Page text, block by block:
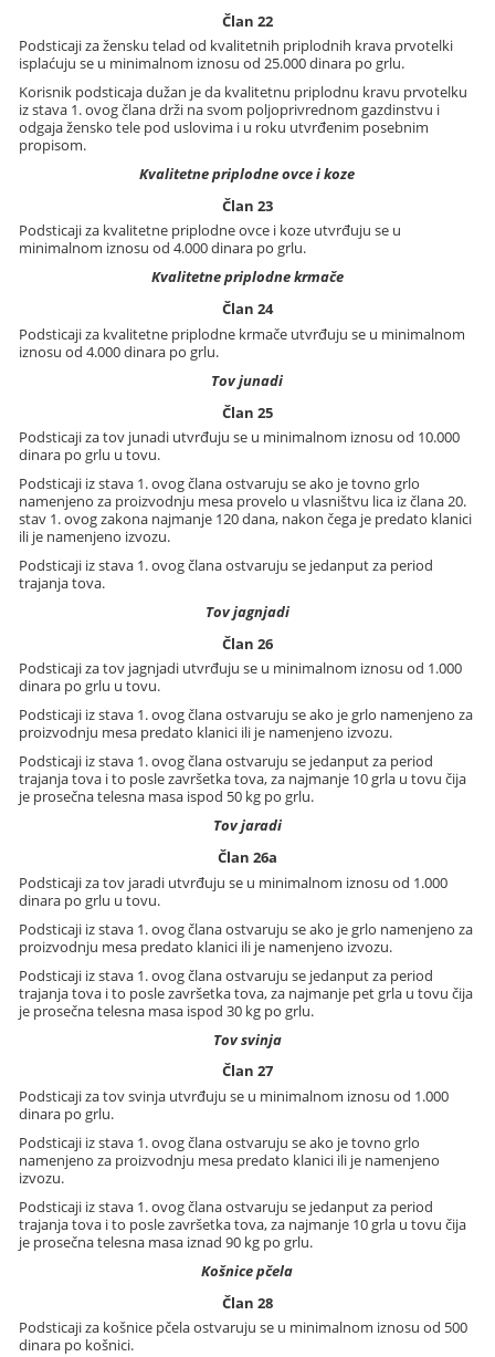
Član 22
Podsticaji za žensku telad od kvalitetnih priplodnih krava prvotelki
isplaćuju se u minimalnom iznosu od 25.000 dinara po grlu.
Korisnik podsticaja dužan je da kvalitetnu priplodnu kravu prvotelku
iz stava 1. ovog člana drži na svom poljoprivrednom gazdinstvu i
odgaja žensko tele pod uslovima i u roku utvrđenim posebnim
propisom.
Kvalitetne priplodne ovce i koze
Član 23
Podsticaji za kvalitetne priplodne ovce i koze utvrđuju se u
minimalnom iznosu od 4.000 dinara po grlu.
Kvalitetne priplodne krmače
Član 24
Podsticaji za kvalitetne priplodne krmače utvrđuju se u minimalnom
iznosu od 4.000 dinara po grlu.
Tov junadi
Član 25
Podsticaji za tov junadi utvrđuju se u minimalnom iznosu od 10.000
dinara po grlu u tovu.
Podsticaji iz stava 1. ovog člana ostvaruju se ako je tovno grlo
namenjeno za proizvodnju mesa provelo u vlasništvu lica iz člana 20.
stav 1. ovog zakona najmanje 120 dana, nakon čega je predato klanici
ili je namenjeno izvozu.
Podsticaji iz stava 1. ovog člana ostvaruju se jedanput za period
trajanja tova.
Tov jagnjadi
Član 26
Podsticaji za tov jagnjadi utvrđuju se u minimalnom iznosu od 1.000
dinara po grlu u tovu.
Podsticaji iz stava 1. ovog člana ostvaruju se ako je grlo namenjeno za
proizvodnju mesa predato klanici ili je namenjeno izvozu.
Podsticaji iz stava 1. ovog člana ostvaruju se jedanput za period
trajanja tova i to posle završetka tova, za najmanje 10 grla u tovu čija
je prosečna telesna masa ispod 50 kg po grlu.
Tov jaradi
Član 26a
Podsticaji za tov jaradi utvrđuju se u minimalnom iznosu od 1.000
dinara po grlu u tovu.
Podsticaji iz stava 1. ovog člana ostvaruju se ako je grlo namenjeno za
proizvodnju mesa predato klanici ili je namenjeno izvozu.
Podsticaji iz stava 1. ovog člana ostvaruju se jedanput za period
trajanja tova i to posle završetka tova, za najmanje pet grla u tovu čija
je prosečna telesna masa ispod 30 kg po grlu.
Tov svinja
Član 27
Podsticaji za tov svinja utvrđuju se u minimalnom iznosu od 1.000
dinara po grlu.
Podsticaji iz stava 1. ovog člana ostvaruju se ako je tovno grlo
namenjeno za proizvodnju mesa predato klanici ili je namenjeno
izvozu.
Podsticaji iz stava 1. ovog člana ostvaruju se jedanput za period
trajanja tova i to posle završetka tova, za najmanje 10 grla u tovu čija
je prosečna telesna masa iznad 90 kg po grlu.
Košnice pčela
Član 28
Podsticaji za košnice pčela ostvaruju se u minimalnom iznosu od 500
dinara po košnici.